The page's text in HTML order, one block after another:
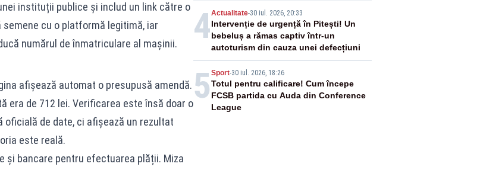
instituții publice și includ un link către o
cu o platformă legitimă, iar
numărul de înmatriculare al mașinii.
afișează automat o presupusă amendă.
era de 712 lei. Verificarea este însă doar o
de date, ci afișează un rezultat
este reală.
și bancare pentru efectuarea plății. Miza
4Actualitate-30 iul. 2026, 20:33
Intervenție de urgență în Pitești! Un
bebeluș a rămas captiv într-un
autoturism din cauza unei defecțiuni
5 Sport-30 iul. 2026, 18:26
Totul pentru calificare! Cum începe
FCSB partida cu Auda din Conference
League